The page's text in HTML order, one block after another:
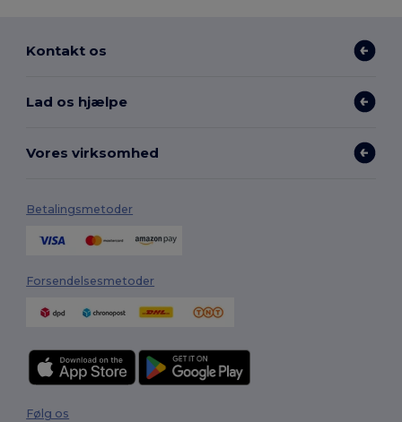
Kontakt os
Lad os hjælpe
Vores virksomhed
Betalingsmetoder
Forsendelsesmetoder
Følg os